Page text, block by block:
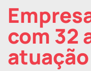
com 32
atuação